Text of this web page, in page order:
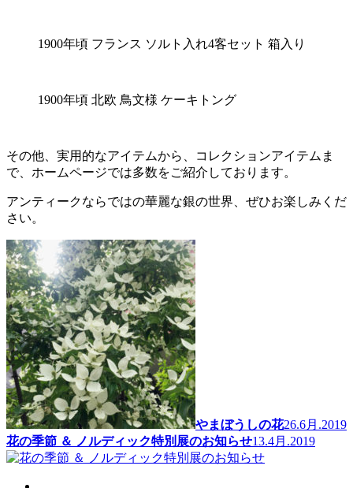
1900年頃 フランス ソルト入れ4客セット 箱入り
1900年頃 北欧 鳥文様 ケーキトング
その他、実用的なアイテムから、コレクションアイテムま
で、ホームページでは多数をご紹介しております。
アンティークならではの華麗な銀の世界、ぜひお楽しみくだ
さい。
やまぼうしの花26.6月.2019
花の季節 ＆ ノルディック特別展のお知らせ13.4月.2019